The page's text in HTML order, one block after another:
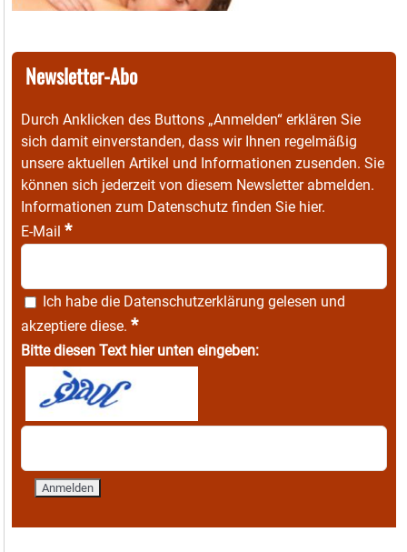
Newsletter-Abo
Durch Anklicken des Buttons „Anmelden“ erklären Sie
sich damit einverstanden, dass wir Ihnen regelmäßig
unsere aktuellen Artikel und Informationen zusenden. Sie
können sich jederzeit von diesem Newsletter abmelden.
Informationen zum Datenschutz finden Sie hier.
E-Mail *
Ich habe die Datenschutzerklärung gelesen und
akzeptiere diese. *
Bitte diesen Text hier unten eingeben: